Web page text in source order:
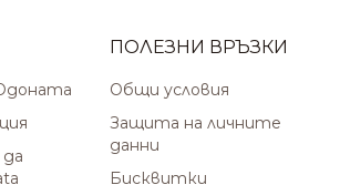
ПОЛЕЗНИ ВРЪЗКИ
Общи условия
Защита на личните
данни
Бисквитки